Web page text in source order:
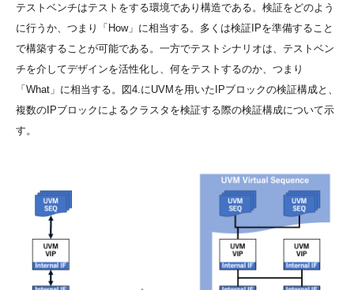
テストベンチはテストをする環境であり構造である。検証をどのよう
に行うか、つまり「How」に相当する。多くは検証IPを準備すること
で構築することが可能である。一方でテストシナリオは、テストベン
チを介してデザインを活性化し、何をテストするのか、つまり
「What」に相当する。図4.にUVMを用いたIPブロックの検証構成と、
複数のIPブロックによるクラスタを検証する際の検証構成について示
す。